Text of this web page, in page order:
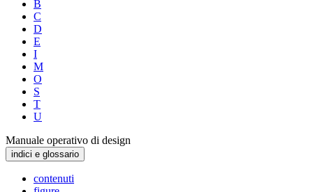
B
C
D
E
I
M
O
S
T
U
Manuale operativo di design
indici e glossario
contenuti